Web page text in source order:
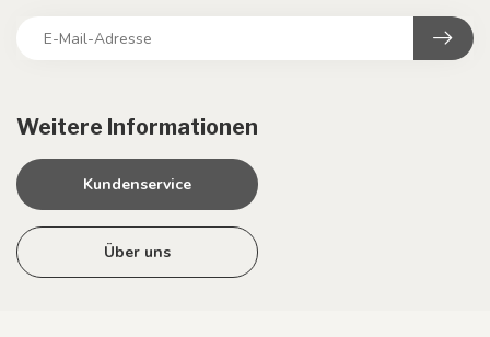
Weitere Informationen
Kundenservice
Über uns